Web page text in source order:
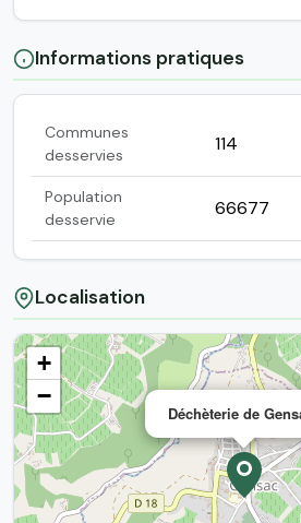
Informations pratiques
Communes
desservies
114
Population
desservie
66677
Localisation
Déchèterie de
+
−